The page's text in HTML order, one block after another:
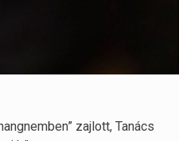
zajlott, Tanács